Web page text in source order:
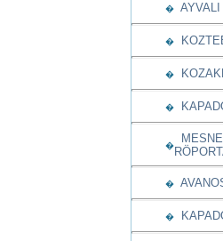
�
�
�
�
�
�
�